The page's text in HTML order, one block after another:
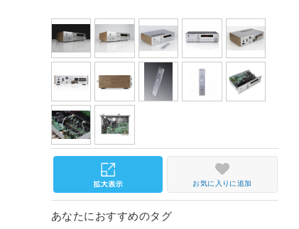
お気に入りに追加
あなたにおすすめのタグ